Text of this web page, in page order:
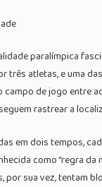
paralímpica
três atletas, e uma
campo de jogo entre
rastrear a
em dois tempos,
como “regra
por sua vez, tentam